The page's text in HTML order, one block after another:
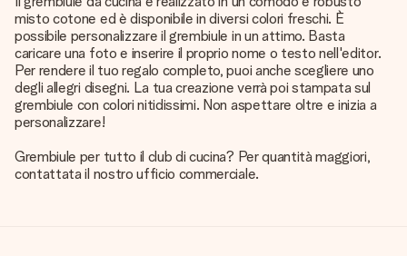
misto cotone ed è disponibile in diversi colori freschi. È
possibile personalizzare il grembiule in un attimo. Basta
caricare una foto e inserire il proprio nome o testo nell'editor.
Per rendere il tuo regalo completo, puoi anche scegliere uno
degli allegri disegni. La tua creazione verrà poi stampata sul
grembiule con colori nitidissimi. Non aspettare oltre e inizia a
personalizzare!
Grembiule per tutto il club di cucina? Per quantità maggiori,
contattata il nostro ufficio commerciale.